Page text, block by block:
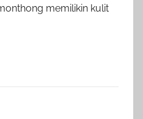
memilikin kulit